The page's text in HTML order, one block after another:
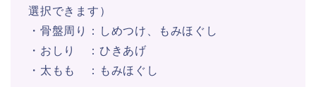
選択できます）
・骨盤周り：しめつけ、もみほぐし
・おしり ：ひきあげ
・太もも ：もみほぐし